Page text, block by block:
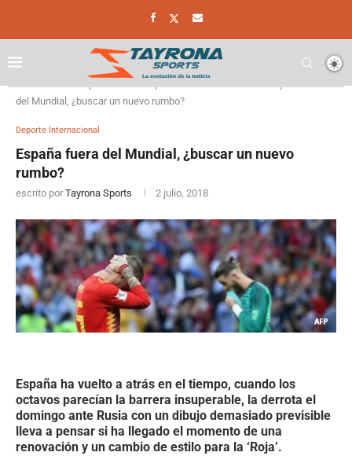
del Mundial, ¿buscar un nuevo rumbo?
Deporte Internacional
España fuera del Mundial, ¿buscar un nuevo
rumbo?
escrito por Tayrona Sports 2 julio, 2018
España ha vuelto a atrás en el tiempo, cuando los
octavos parecían la barrera insuperable, la derrota el
domingo ante Rusia con un dibujo demasiado previsible
lleva a pensar si ha llegado el momento de una
renovación y un cambio de estilo para la ‘Roja’.